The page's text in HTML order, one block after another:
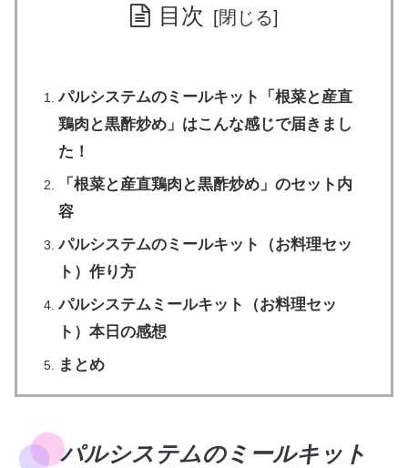
目次
パルシステムのミールキット「根菜と産直
鶏肉と黒酢炒め」はこんな感じで届きまし
た！
「根菜と産直鶏肉と黒酢炒め」のセット内
容
パルシステムのミールキット（お料理セッ
ト）作り方
パルシステムミールキット（お料理セッ
ト）本日の感想
まとめ
パルシステムのミールキット